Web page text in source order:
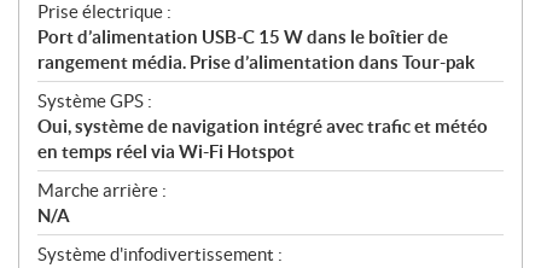
Prise électrique :
Port d’alimentation USB-C 15 W dans le boîtier de
rangement média. Prise d’alimentation dans Tour-pak
Système GPS :
Oui, système de navigation intégré avec trafic et météo
en temps réel via Wi-Fi Hotspot
Marche arrière :
N/A
Système d'infodivertissement :